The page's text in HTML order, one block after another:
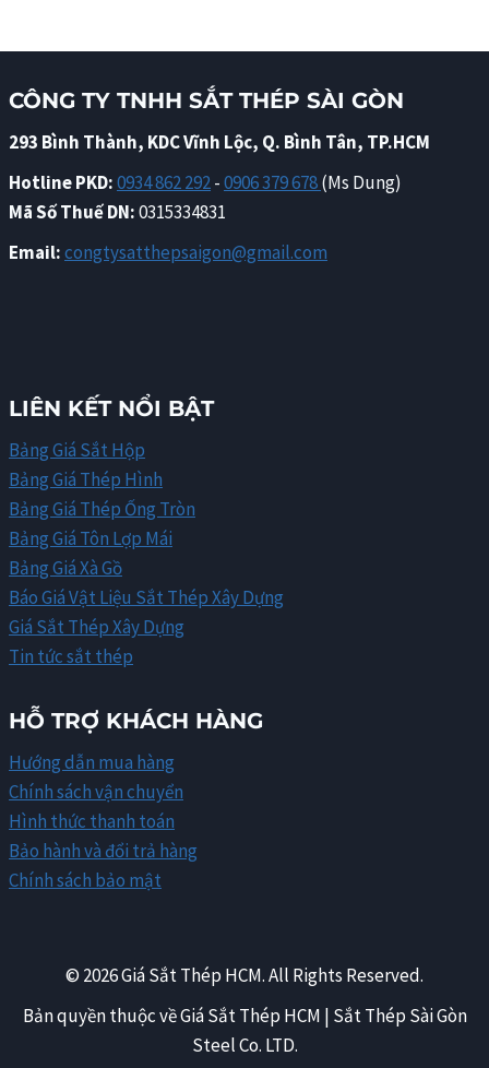
CÔNG TY TNHH SẮT THÉP SÀI GÒN
293 Bình Thành, KDC Vĩnh Lộc, Q. Bình Tân, TP.HCM
Hotline PKD:0934 862 292-0906 379 678(Ms Dung)
Mã Số Thuế DN:0315334831
Email:congtysatthepsaigon@gmail.com
LIÊN KẾT NỔI BẬT
Bảng Giá Sắt Hộp
Bảng Giá Thép Hình
Bảng Giá Thép Ống Tròn
Bảng Giá Tôn Lợp Mái
Bảng Giá Xà Gồ
Báo Giá Vật Liệu Sắt Thép Xây Dựng
Giá Sắt Thép Xây Dựng
Tin tức sắt thép
HỖ TRỢ KHÁCH HÀNG
Hướng dẫn mua hàng
Chính sách vận chuyển
Hình thức thanh toán
Bảo hành và đổi trả hàng
Chính sách bảo mật
© 2026 Giá Sắt Thép HCM. All Rights Reserved.
Bản quyền thuộc về Giá Sắt Thép HCM | Sắt Thép Sài Gòn
Steel Co. LTD.